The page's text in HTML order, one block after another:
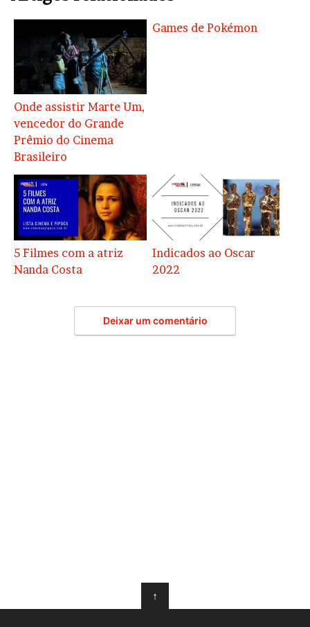
Onde assistir Marte Um,
vencedor do Grande
Prêmio do Cinema
Brasileiro
Games de Pokémon
5 Filmes com a atriz
Nanda Costa
Indicados ao Oscar
2022
Deixar um comentário
↑